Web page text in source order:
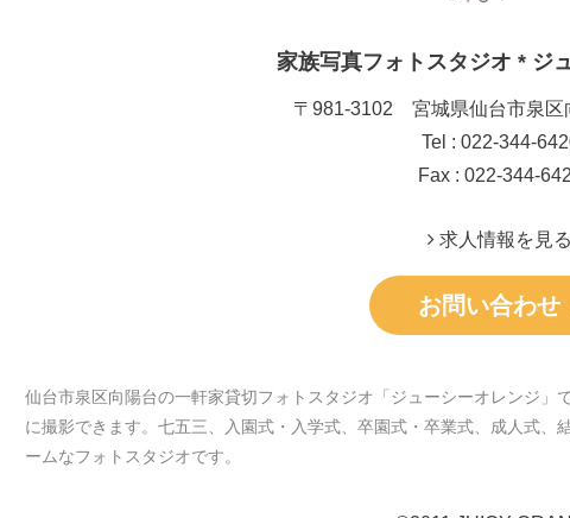
家族写真フォトスタジオ * ジ
〒981-3102 宮城県仙台市泉区
Tel : 022-344-
Fax : 022-344-
求人情報を見る
お問い合わせ
仙台市泉区向陽台の一軒家貸切フォトスタジオ「ジューシーオレンジ」
に撮影できます。七五三、入園式・入学式、卒園式・卒業式、成人式、
ームなフォトスタジオです。